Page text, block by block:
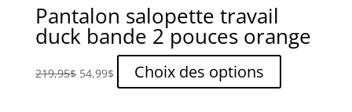
peuvent
être
choisies
sur
la
Pantalon salopette travail
duck bande 2 pouces orange
219,95$ Le
54,99$
prix
Choix des options
produit